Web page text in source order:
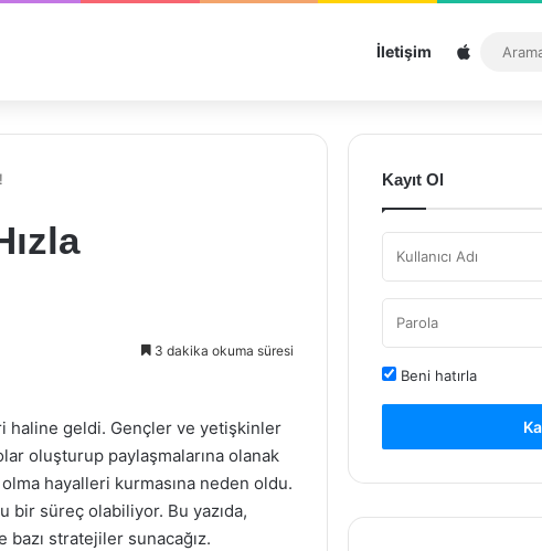
İletişim Sitemap
3 dakika okuma süresi
haline geldi. Gençler ve yetişkinler
oluşturup paylaşmalarına olanak
hayalleri kurmasına neden oldu.
bir süreç olabiliyor. Bu yazıda,
bazı stratejiler sunacağız.
Kayıt Ol
Beni hatırla